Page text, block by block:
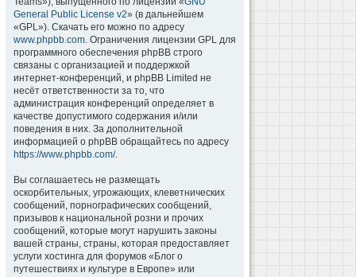
General Public License v2» (в дальнейшем
«GPL»). Скачать его можно по адресу
www.phpbb.com. Ограничения лицензии GPL для
программного обеспечения phpBB строго
связаны с организацией и поддержкой
интернет-конференций, и phpBB Limited не
несёт ответственности за то, что
администрация конференций определяет в
качестве допустимого содержания и/или
поведения в них. За дополнительной
информацией о phpBB обращайтесь по адресу
https://www.phpbb.com/.
Вы соглашаетесь не размещать
оскорбительных, угрожающих, клеветнических
сообщений, порнографических сообщений,
призывов к национальной розни и прочих
сообщений, которые могут нарушить законы
вашей страны, страны, которая предоставляет
услуги хостинга для форумов «Блог о
путешествиях и культуре в Европе» или